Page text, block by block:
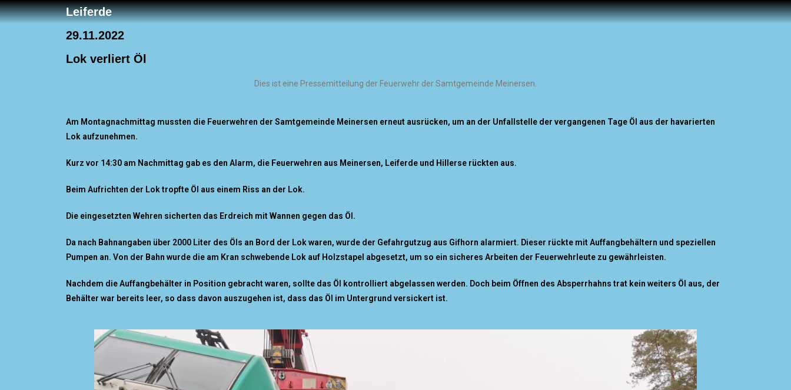
Leiferde
29.11.2022
Lok verliert Öl
Dies ist eine Pressemitteilung der Feuerwehr der Samtgemeinde Meinersen.
Am Montagnachmittag mussten die Feuerwehren der Samtgemeinde Meinersen erneut ausrücken, um an der Unfallstelle der vergangenen Tage Öl aus der havarierten
Lok aufzunehmen.
Kurz vor 14:30 am Nachmittag gab es den Alarm, die Feuerwehren aus Meinersen, Leiferde und Hillerse rückten aus.
Beim Aufrichten der Lok tropfte Öl aus einem Riss an der Lok.
Die eingesetzten Wehren sicherten das Erdreich mit Wannen gegen das Öl.
Da nach Bahnangaben über 2000 Liter des Öls an Bord der Lok waren, wurde der Gefahrgutzug aus Gifhorn alarmiert. Dieser rückte mit Auffangbehältern und speziellen
Pumpen an. Von der Bahn wurde die am Kran schwebende Lok auf Holzstapel abgesetzt, um so ein sicheres Arbeiten der Feuerwehrleute zu gewährleisten.
Nachdem die Auffangbehälter in Position gebracht waren, sollte das Öl kontrolliert abgelassen werden. Doch beim Öffnen des Absperrhahns trat kein weiters Öl aus, der
Behälter war bereits leer, so dass davon auszugehen ist, dass das Öl im Untergrund versickert ist.